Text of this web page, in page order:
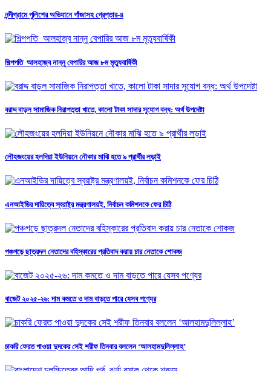
নন্দীগ্রামে পুলিশের অভিযানে গাঁজাসহ গ্রেপ্তার-৪
শিল্পপতি আলহাজ্ব নান্নু বেপারির আজ ৮ম মৃত্যুবার্ষিকী
বরাদ্দ বাড়ল সামাজিক নিরাপত্তা খাতে, কালো টাকা সাদার সুযোগ বন্ধ: অর্থ উপদেষ্টা
লৌহজংয়ের হলদিয়া ইউনিয়নে নৌকার মাঝি হতে ৯ প্রার্থীর লড়াই
এনআইডির দায়িত্বে স্বরাষ্ট্র মন্ত্রণালয়ই, নির্বাচন কমিশনকে ফের চিঠি
পঞ্চগড়ে ছাত্রদল নেতাদের বহিস্কারের প্রতিবাদ করায় চার নেতাকে শোকজ
বাজেট ২০২৫-২৬: দাম কমতে ও দাম বাড়তে পারে যেসব পণ্যের
চাকরি ফেরত পাওয়া দুদকের সেই শরীফ তিনবার বললেন ‘আলহামদুলিল্লাহ’